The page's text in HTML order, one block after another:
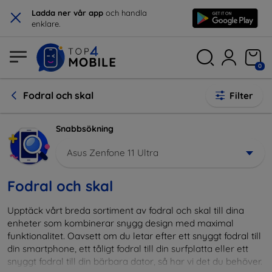
× Ladda ner vår app och handla
enklare.
0
Fodral och skal Filter
Snabbsökning
Asus Zenfone 11 Ultra
Fodral och skal
Upptäck vårt breda sortiment av fodral och skal till dina
enheter som kombinerar snygg design med maximal
funktionalitet. Oavsett om du letar efter ett snyggt fodral till
din smartphone, ett tåligt fodral till din surfplatta eller ett
snyggt fodral till din bärbara dator, så har vi det du behöver.